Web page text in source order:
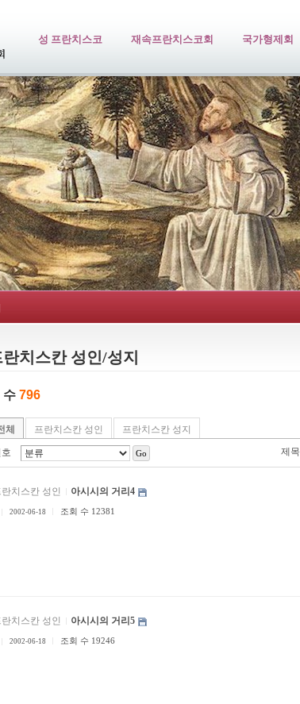
성 프란치스코 재속프란치스코회 국가형제회
치스칸 성인/성지
수 796
체 프란치스칸 성인 프란치스칸 성지
Go 제목
치스칸 성인 아시시의 거리4
2002-06-18 조회 수 12381
치스칸 성인 아시시의 거리5
2002-06-18 조회 수 19246